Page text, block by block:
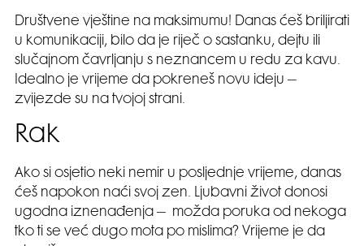
Društvene vještine na maksimumu! Danas ćeš briljirati
u komunikaciji, bilo da je riječ o sastanku, dejtu ili
slučajnom čavrljanju s neznancem u redu za kavu.
Idealno je vrijeme da pokreneš novu ideju –
zvijezde su na tvojoj strani.
Rak
Ako si osjetio neki nemir u posljednje vrijeme, danas
ćeš napokon naći svoj zen. Ljubavni život donosi
ugodna iznenađenja – možda poruka od nekoga
tko ti se već dugo mota po mislima? Vrijeme je da